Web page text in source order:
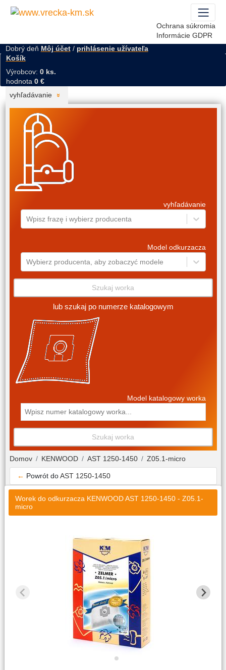
Ochrana súkromia
Informácie GDPR
Dobrý deň Môj účet/ prihlásenie užívateľa
Košík
Výrobcov: 0 ks.
hodnota 0 €
vyhľadávanie
vyhľadávanie
Wpisz frazę i wybierz producenta
Model odkurzacza
Wybierz producenta, aby zobaczyć modele
Szukaj worka
lub szukaj po numerze katalogowym
Model katalogowy worka
Szukaj worka
Domov KENWOOD AST 1250-1450 Z05.1-micro
← Powrót doAST 1250-1450
Worek do odkurzacza KENWOOD AST 1250-1450 - Z05.1-
micro